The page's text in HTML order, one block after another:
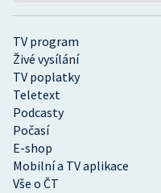
TV program
Živé vysílání
TV poplatky
Teletext
Podcasty
Počasí
E-shop
Mobilní a TV aplikace
Vše o ČT